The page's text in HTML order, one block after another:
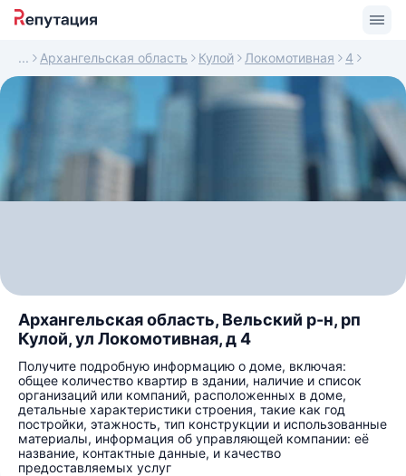
Архангельская область Кулой Локомотивная 4
Архангельская область, Вельский р-н, рп
Кулой, ул Локомотивная, д 4
Получите подробную информацию о доме, включая:
общее количество квартир в здании, наличие и список
организаций или компаний, расположенных в доме,
детальные характеристики строения, такие как год
постройки, этажность, тип конструкции и использованные
материалы, информация об управляющей компании: её
название, контактные данные, и качество
предоставляемых услуг